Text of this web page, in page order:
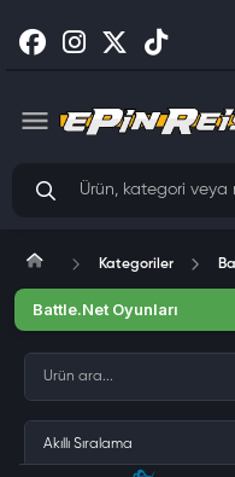
Kategoriler
Battle.Net Oyunları